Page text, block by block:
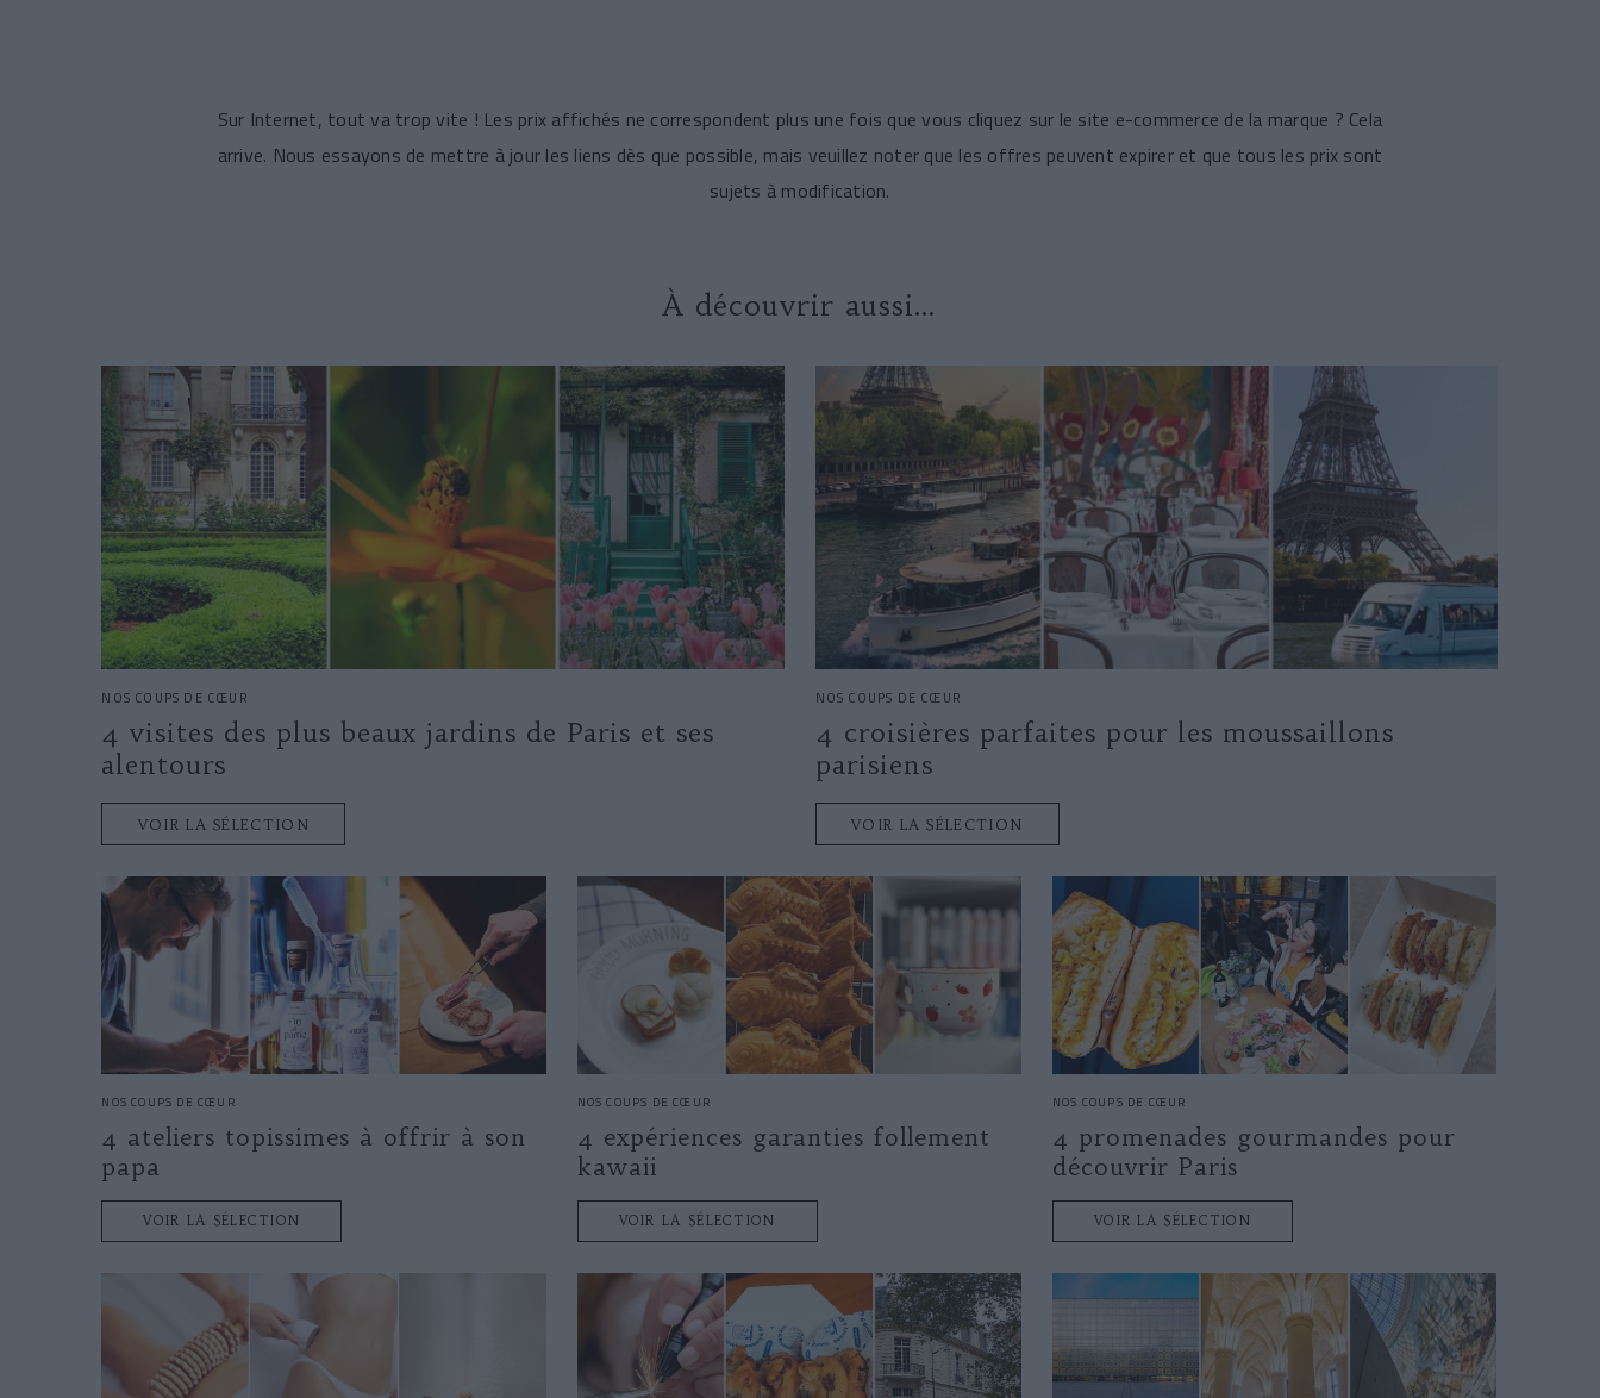
Sur Internet, tout va trop vite ! Les prix affichés ne correspondent plus une fois que vous cliquez sur le site e-commerce de la marque ? Cela
arrive. Nous essayons de mettre à jour les liens dès que possible, mais veuillez noter que les offres peuvent expirer et que tous les prix sont
sujets à modification.
À découvrir aussi…
NOS COUPS DE CŒUR
4 visites des plus beaux jardins de Paris et ses
alentours
VOIR LA SÉLECTION
NOS COUPS DE CŒUR
4 croisières parfaites pour les moussaillons
parisiens
VOIR LA SÉLECTION
NOS COUPS DE CŒUR
4 ateliers topissimes à offrir à son
papa
VOIR LA SÉLECTION
NOS COUPS DE CŒUR
4 expériences garanties follement
kawaii
VOIR LA SÉLECTION
NOS COUPS DE CŒUR
4 promenades gourmandes pour
découvrir Paris
VOIR LA SÉLECTION